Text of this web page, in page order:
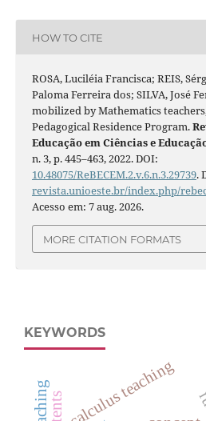
HOW TO CITE
ROSA, Luciléia Francisca; REIS,
Paloma Ferreira dos; SILVA, José
mobilized by Mathematics
Pedagogical Residence Program.
Educação em Ciências e
n. 3, p. 445–463, 2022. DOI:
10.48075/ReBECEM.2.v.6.n.3.29739.
revista.unioeste.br/index.php/
Acesso em: 7 aug. 2026.
MORE CITATION FORMATS
KEYWORDS
calculus teaching